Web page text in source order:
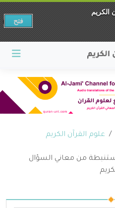
علوم القرآن الكريم
من معاني السؤال
الكريم
فتح